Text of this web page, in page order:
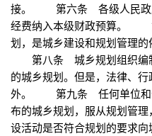
接。 第六条 各级人民政
经费纳入本级财政预算。
划，是城乡建设和规划管理的
第八条 城乡规划组织编
的城乡规划。但是，法律、
外。 第九条 任何单位和
布的城乡规划，服从规划管
设活动是否符合规划的要